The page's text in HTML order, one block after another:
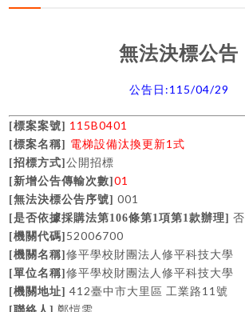
無法決標公告
公告日 :115/04/29
[標案案號] 115B0401
[標案名稱] 電梯設備汰換更新1式
[招標方式]公開招標
[新增公告傳輸次數]01
[無法決標公告序號] 001
[是否依據採購法第106條第1項第1款辦理] 否
[機關代碼] 52006700
[機關名稱]修平學校財團法人修平科技大學
[單位名稱]修平學校財團法人修平科技大學
[機關地址] 412臺中市大里區 工業路11號